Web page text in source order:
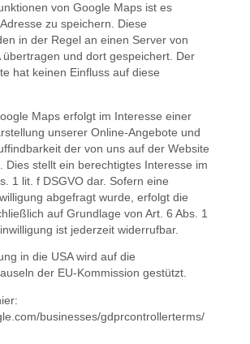
von Google Maps ist es
zu speichern. Diese
in der Regel an einen Server von
übertragen und dort gespeichert. Der
hat keinen Einfluss auf diese
Maps erfolgt im Interesse einer
unserer Online-Angebote und
der von uns auf der Website
Dies stellt ein berechtigtes Interesse im
1 lit. f DSGVO dar. Sofern eine
abgefragt wurde, erfolgt die
auf Grundlage von Art. 6 Abs. 1
ist jederzeit widerrufbar.
in die USA wird auf die
der EU-Kommission gestützt.
businesses/gdprcontrollerterms/